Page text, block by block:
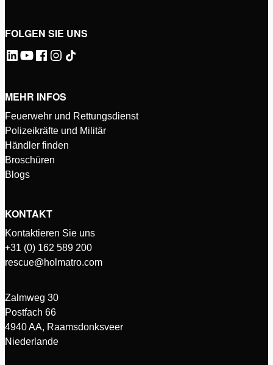
FOLGEN SIE UNS
MEHR INFOS
Feuerwehr und Rettungsdienst
Polizeikräfte und Militär
Händler finden
Broschüren
Blogs
KONTAKT
Kontaktieren Sie uns
+31 (0) 162 589 200
rescue@holmatro.com
Zalmweg 30
Postfach 66
4940 AA, Raamsdonksveer
Niederlande